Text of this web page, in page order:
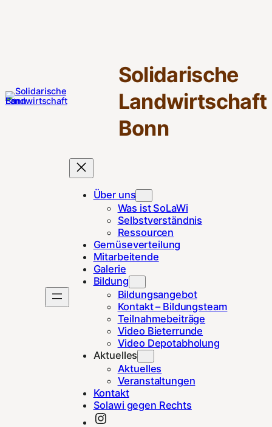
Solidarische
Landwirtschaft
Bonn
Über uns
Was ist SoLaWi
Selbstverständnis
Ressourcen
Gemüseverteilung
Mitarbeitende
Galerie
Bildung
Bildungsangebot
Kontakt – Bildungsteam
Teilnahmebeiträge
Video Bieterrunde
Video Depotabholung
Aktuelles
Aktuelles
Veranstaltungen
Kontakt
Solawi gegen Rechts
Instagram